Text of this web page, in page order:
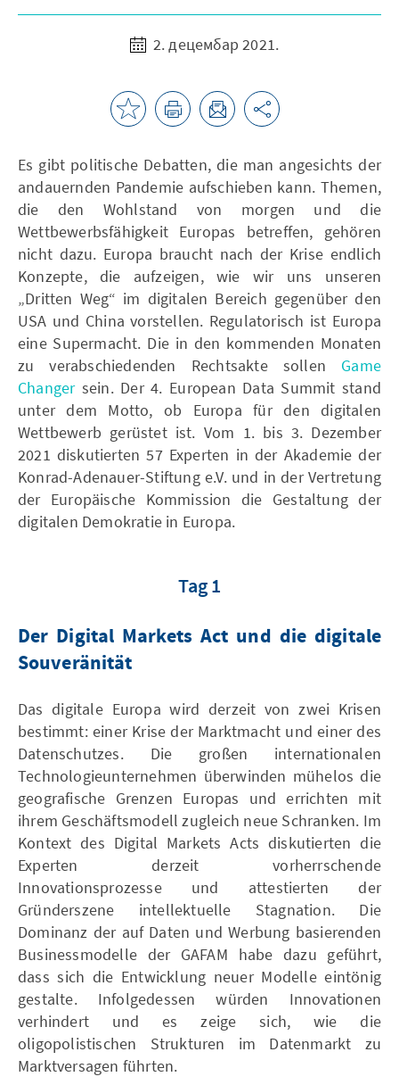
2. децембар 2021.
Es gibt politische Debatten, die man angesichts der
andauernden Pandemie aufschieben kann. Themen,
die den Wohlstand von morgen und die
Wettbewerbsfähigkeit Europas betreffen, gehören
nicht dazu. Europa braucht nach der Krise endlich
Konzepte, die aufzeigen, wie wir uns unseren
„Dritten Weg“ im digitalen Bereich gegenüber den
USA und China vorstellen. Regulatorisch ist Europa
eine Supermacht. Die in den kommenden Monaten
zu verabschiedenden Rechtsakte sollen Game
Changersein. Der 4. European Data Summit stand
unter dem Motto, ob Europa für den digitalen
Wettbewerb gerüstet ist. Vom 1. bis 3. Dezember
2021 diskutierten 57 Experten in der Akademie der
Konrad-Adenauer-Stiftung e.V. und in der Vertretung
der Europäische Kommission die Gestaltung der
digitalen Demokratie in Europa.
Tag 1
Der Digital Markets Act und die digitale
Souveränität
Das digitale Europa wird derzeit von zwei Krisen
bestimmt: einer Krise der Marktmacht und einer des
Datenschutzes. Die großen internationalen
Technologieunternehmen überwinden mühelos die
geografische Grenzen Europas und errichten mit
ihrem Geschäftsmodell zugleich neue Schranken. Im
Kontext des Digital Markets Acts diskutierten die
Experten derzeit vorherrschende
Innovationsprozesse und attestierten der
Gründerszene intellektuelle Stagnation. Die
Dominanz der auf Daten und Werbung basierenden
Businessmodelle der GAFAM habe dazu geführt,
dass sich die Entwicklung neuer Modelle eintönig
gestalte. Infolgedessen würden Innovationen
verhindert und es zeige sich, wie die
oligopolistischen Strukturen im Datenmarkt zu
Marktversagen führten.